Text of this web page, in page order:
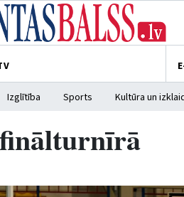
Izglītība Sports Kultūra un
finālturnīrā